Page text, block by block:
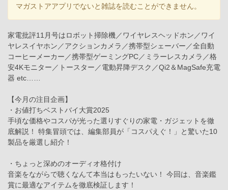
マガストアアプリでないと雑誌を読むことができません。
家電批評11月号はロボット掃除機／ワイヤレスヘッドホン／ワイ
ヤレスイヤホン／アクションカメラ／携帯型シェーバー／全自動
コーヒーメーカー／携帯型ゲーミングPC／ミラーレスカメラ／格
安4Kモニター／トースター／電動昇降デスク／Qi2＆MagSafe充電
器 etc……
【今月の注目企画】
・お値打ちベストバイ大賞2025
手頃な価格やコスパが光った選りすぐりの家電・ガジェットを徹
底解説！ 特集冒頭では、編集部員が「コスパえぐ！」と驚いた10
製品を厳選し紹介！
・ちょっと深めのオーディオ格付け
音楽をながらで聴くなんて本当はもったいない！ 今回は、音楽鑑
賞に最適なアイテムを徹底検証します！